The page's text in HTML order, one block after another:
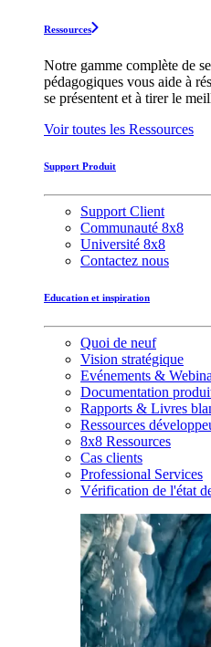
Ressources
Notre gamme complète de
pédagogiques vous aide à
se présentent et à tirer le
Voir toutes les Ressources
Support Produit
Support Client
Communauté 8x8
Université 8x8
Contactez nous
Education et inspiration
Quoi de neuf
Vision stratégique
Evénements &
Documentation
Rapports & Livres
Ressources
8x8 Ressources
Cas clients
Professional Services
Vérification de l'état